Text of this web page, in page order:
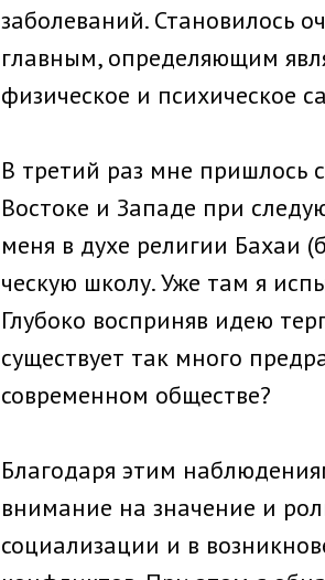
заболеваний. Становилось
главным, определяющим
физическое и психи­ческое
В третий раз мне пришлось
Востоке и Западе при
меня в духе рели­гии Бахаи
ческую школу. Уже там я
Глубоко восприняв идею
существует так много
современном обществе?
Благодаря этим
внимание на значение и
социализации и в